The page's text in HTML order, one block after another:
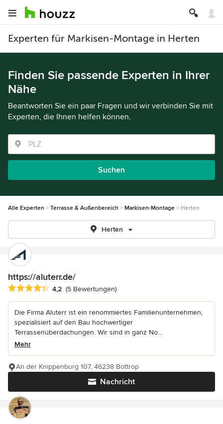
Experten für Markisen-Montage in Herten
Finden Sie passende Experten in Ihrer
Nähe
Beantworten Sie ein paar Fragen und wir verbinden Sie mit
Experten, die Ihnen helfen können.
Suchen
Alle Experten Terrasse & Außenbereich Markisen-Montage Herten
Herten
https://aluterr.de/
Durchschnittliche Bewertung: 4.2 von 5 Sternen
4,2 (5 Bewertungen)
Die Firma Aluterr ist ein renommiertes Familienunternehmen,
spezialisiert auf den Bau hochwertiger
Terrassenüberdachungen. Wir sind in ganz No...
Mehr
Nachricht
An der Knippenburg 107, 46238 Bottrop